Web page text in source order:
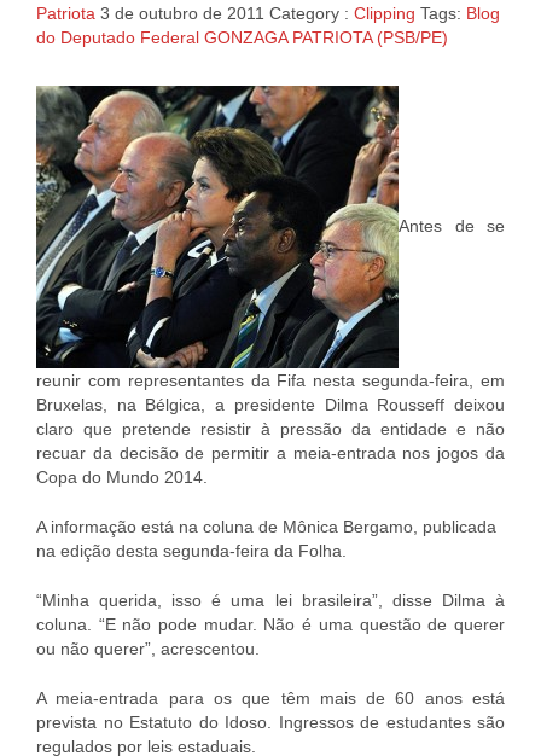
Patriota 3 de outubro de 2011 Category : Clipping Tags: Blog
do Deputado Federal GONZAGA PATRIOTA (PSB/PE)
Antes de se
reunir com representantes da Fifa nesta segunda-feira, em
Bruxelas, na Bélgica, a presidente Dilma Rousseff deixou
claro que pretende resistir à pressão da entidade e não
recuar da decisão de permitir a meia-entrada nos jogos da
Copa do Mundo 2014.
A informação está na coluna de Mônica Bergamo, publicada
na edição desta segunda-feira da Folha.
“Minha querida, isso é uma lei brasileira”, disse Dilma à
coluna. “E não pode mudar. Não é uma questão de querer
ou não querer”, acrescentou.
A meia-entrada para os que têm mais de 60 anos está
prevista no Estatuto do Idoso. Ingressos de estudantes são
regulados por leis estaduais.